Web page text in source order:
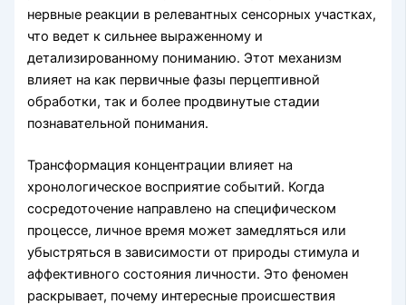
нервные реакции в релевантных сенсорных участках,
что ведет к сильнее выраженному и
детализированному пониманию. Этот механизм
влияет на как первичные фазы перцептивной
обработки, так и более продвинутые стадии
познавательной понимания.
Трансформация концентрации влияет на
хронологическое восприятие событий. Когда
сосредоточение направлено на специфическом
процессе, личное время может замедляться или
убыстряться в зависимости от природы стимула и
аффективного состояния личности. Это феномен
раскрывает, почему интересные происшествия